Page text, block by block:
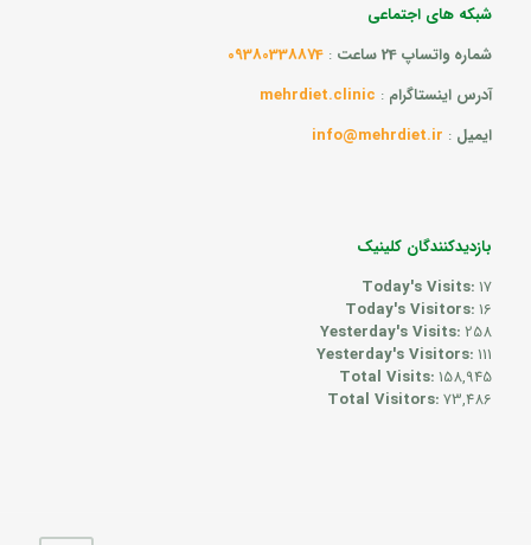
شبکه های اجتماعی
شماره واتساپ 24 ساعت
:
09380338874
آدرس اینستاگرام :
mehrdiet.clinic
ایمیل :
info@mehrdiet.ir
بازدیدکنندگان کلینیک
Today's Visits:17
Today's Visitors:16
Yesterday's Visits:258
Yesterday's Visitors:111
Total Visits:158,945
Total Visitors:73,486